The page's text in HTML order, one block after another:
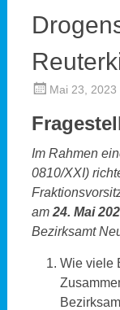
Mai 23, 2023
Im Rahmen
0810/XXI)
am 24. Mai
Bezirksamt
Wie viele